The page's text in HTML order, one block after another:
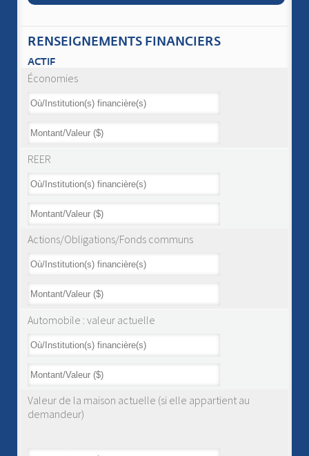
RENSEIGNEMENTS FINANCIERS
ACTIF
Économies
REER
Actions/Obligations/Fonds communs
Automobile : valeur actuelle
Valeur de la maison actuelle (si elle appartient au
demandeur)